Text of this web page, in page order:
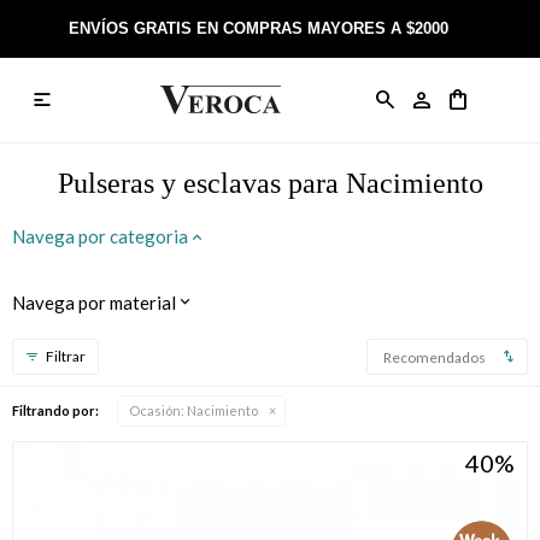
ENVÍOS GRATIS EN COMPRAS MAYORES A $2000

Pulseras y esclavas para Nacimiento
Navega por categoria
Navega por material
Recomendados
Filtrando por: Ocasión: Nacimiento
40
Anillos
Pulseras
Llaveros
Día de la Madre
Comunión
Sobre Veroca Joyas
Como comprar on-line